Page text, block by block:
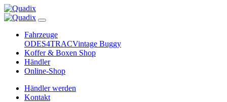
Fahrzeuge
ODES4TRACVintage Buggy
Koffer & Boxen Shop
Händler
Online-Shop
Händler werden
Kontakt